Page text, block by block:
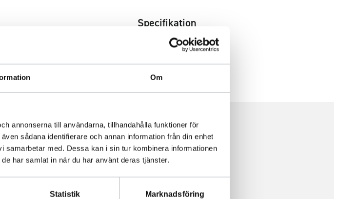
Om
annonserna till användarna, tillhandahålla funktioner för
sådana identifierare och annan information från din enhet
med. Dessa kan i sin tur kombinera informationen
har samlat in när du har använt deras tjänster.
Statistik Marknadsföring
Specifikation